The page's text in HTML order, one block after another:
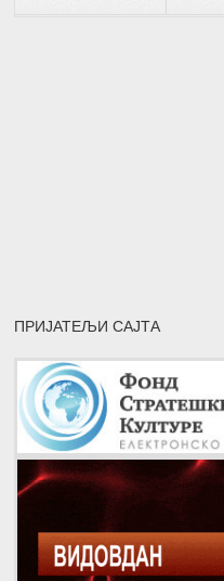
ПРИЈАТЕЉИ САЈТА